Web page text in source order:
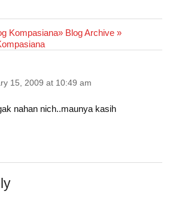
Kompasiana» Blog Archive »
15, 2009 at 10:49 am
nahan nich..maunya kasih